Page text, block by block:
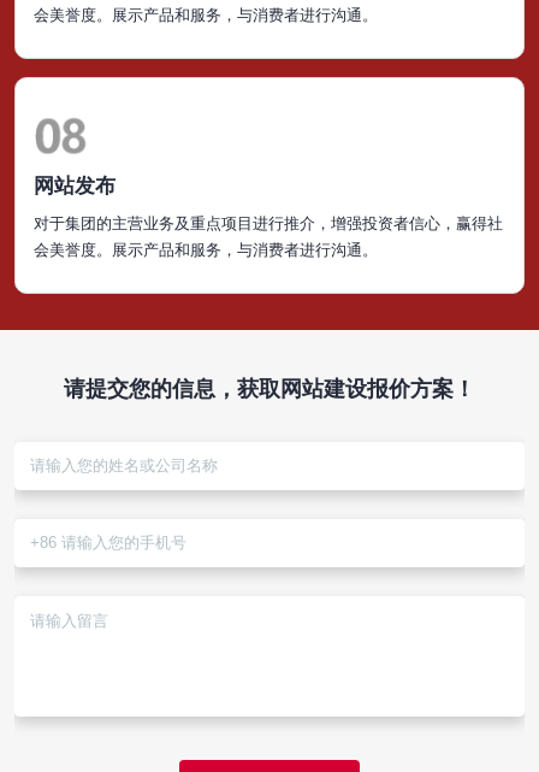
会美誉度。展示产品和服务，与消费者进行沟通。
网站发布
对于集团的主营业务及重点项目进行推介，增强投资者信心，赢得社
会美誉度。展示产品和服务，与消费者进行沟通。
请提交您的信息，获取网站建设报价方案！